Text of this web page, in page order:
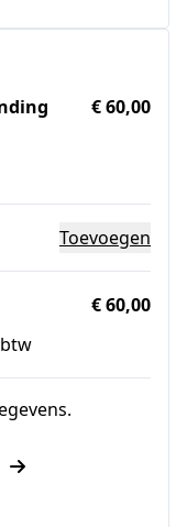
€ 60,00
Toevoegen
€ 60,00